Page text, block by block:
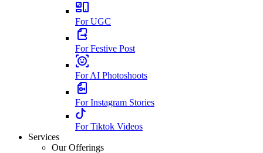
For UGC
For Festive Post
For AI Photoshoots
For Instagram Stories
For Tiktok Videos
Services
Our Offerings